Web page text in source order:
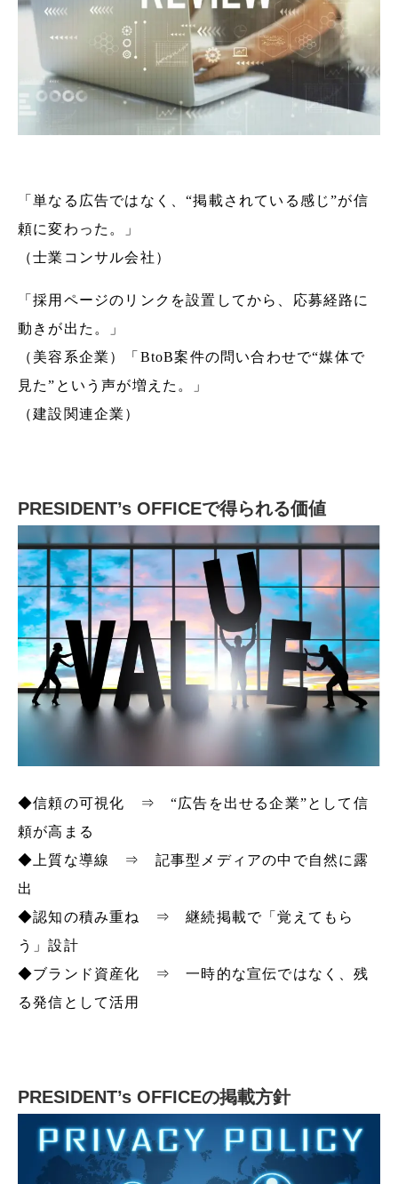
「単なる広告ではなく、“掲載されている感じ”が信
頼に変わった。」
（士業コンサル会社）
「採用ページのリンクを設置してから、応募経路に
動きが出た。」
（美容系企業）「BtoB案件の問い合わせで“媒体で
見た”という声が増えた。」
（建設関連企業）
PRESIDENT’s OFFICEで得られる価値
◆信頼の可視化 ⇒ “広告を出せる企業”として信
頼が高まる
◆上質な導線 ⇒ 記事型メディアの中で自然に露
出
◆認知の積み重ね ⇒ 継続掲載で「覚えてもら
う」設計
◆ブランド資産化 ⇒ 一時的な宣伝ではなく、残
る発信として活用
PRESIDENT’s OFFICEの掲載方針